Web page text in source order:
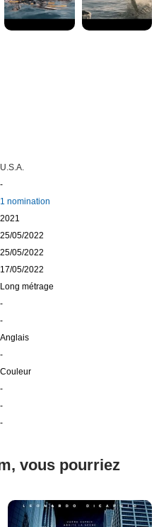
U.S.A.
-
1 nomination
2021
25/05/2022
25/05/2022
17/05/2022
Long métrage
-
-
Anglais
-
Couleur
-
-
-
vous pourriez